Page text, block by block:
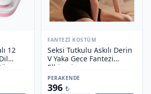
12
FANTEZI KOSTÜM
Seksi Tutkulu Askılı Derin
V Yaka Gece Fantezi
Elbisesi
PERAKENDE
396 ₺